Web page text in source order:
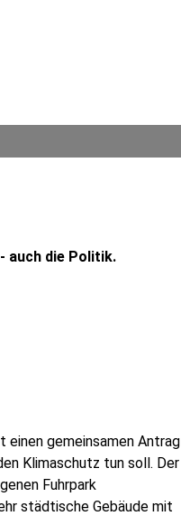
auch die Politik.
einen gemeinsamen Antrag
Klimaschutz tun soll. Der
Fuhrpark
städtische Gebäude mit